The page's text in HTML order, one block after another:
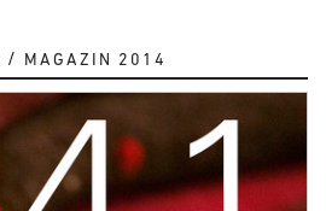
MAGAZIN 2014